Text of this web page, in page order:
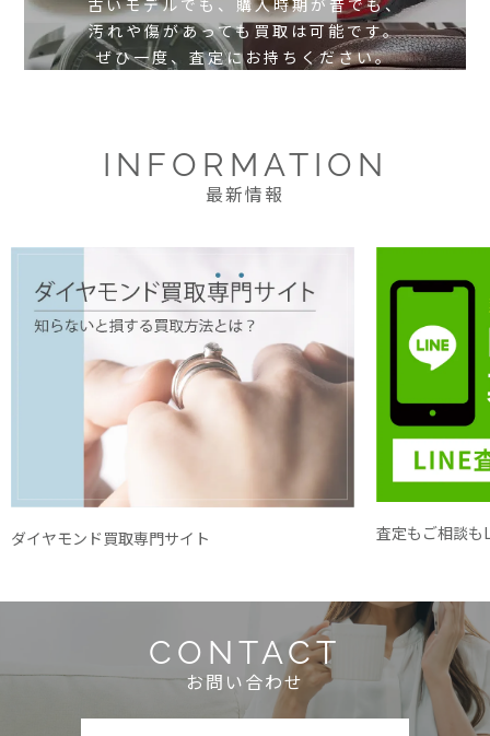
古いモデルでも、購入時期が昔でも、
汚れや傷があっても買取は可能です。
ぜひ一度、査定にお持ちください。
INFORMATION
最新情報
ダイヤモンド買取専門サイト 査定もご相談も
CONTACT
お問い合わせ